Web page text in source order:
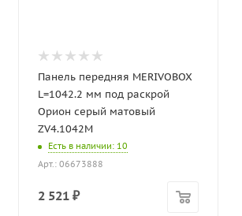
Панель передняя MERIVOBOX
L=1042.2 мм под раскрой
Орион серый матовый
ZV4.1042M
Есть в наличии: 10
Арт.: 06673888
2 521 ₽